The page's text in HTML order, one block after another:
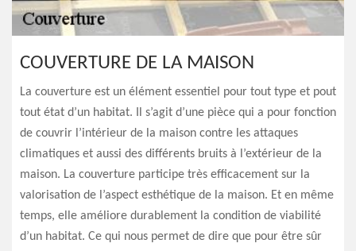
COUVERTURE DE LA MAISON
La couverture est un élément essentiel pour tout type et pout
tout état d’un habitat. Il s’agit d’une pièce qui a pour fonction
de couvrir l’intérieur de la maison contre les attaques
climatiques et aussi des différents bruits à l’extérieur de la
maison. La couverture participe très efficacement sur la
valorisation de l’aspect esthétique de la maison. Et en même
temps, elle améliore durablement la condition de viabilité
d’un habitat. Ce qui nous permet de dire que pour être sûr